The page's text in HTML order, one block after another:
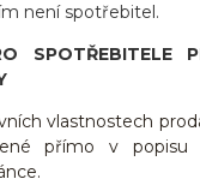
není spotřebitel.
SPOTŘEBITELE
vlastnostech
přímo v popisu